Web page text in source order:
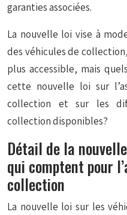
garanties associées.
La nouvelle loi vise à
des véhicules de
plus accessible, mais
cette nouvelle loi sur
collection et sur les
collection disponibles?
Détail de la
qui comptent pour
collection
La nouvelle loi sur les